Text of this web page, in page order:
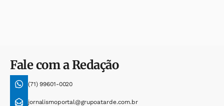
Fale com a Redação
(71) 99601-0020
jornalismoportal@grupoatarde.com.br